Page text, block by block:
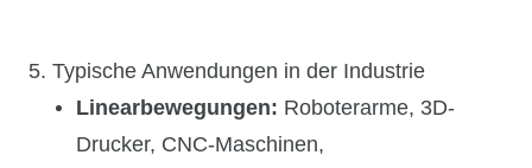
5. Typische Anwendungen in der Industrie
Linearbewegungen: Roboterarme, 3D-
Drucker, CNC-Maschinen,